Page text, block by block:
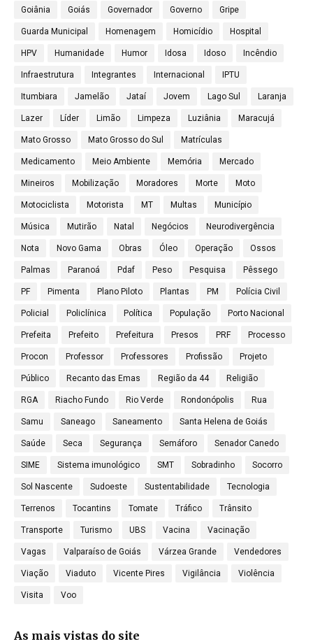
Goiânia Goiás Governador Governo Gripe
Guarda Municipal Homenagem Homicídio Hospital
HPV Humanidade Humor Idosa Idoso Incêndio
Infraestrutura Integrantes Internacional IPTU
Itumbiara Jamelão Jataí Jovem Lago Sul Laranja
Lazer Líder Limão Limpeza Luziânia Maracujá
Mato Grosso Mato Grosso do Sul Matrículas
Medicamento Meio Ambiente Memória Mercado
Mineiros Mobilização Moradores Morte Moto
Motociclista Motorista MT Multas Município
Música Mutirão Natal Negócios Neurodivergência
Nota Novo Gama Obras Óleo Operação Ossos
Palmas Paranoá Pdaf Peso Pesquisa Pêssego
PF Pimenta Plano Piloto Plantas PM Polícia Civil
Policial Policlínica Política População Porto Nacional
Prefeita Prefeito Prefeitura Presos PRF Processo
Procon Professor Professores Profissão Projeto
Público Recanto das Emas Região da 44 Religião
RGA Riacho Fundo Rio Verde Rondonópolis Rua
Samu Saneago Saneamento Santa Helena de Goiás
Saúde Seca Segurança Semáforo Senador Canedo
SIME Sistema imunológico SMT Sobradinho Socorro
Sol Nascente Sudoeste Sustentabilidade Tecnologia
Terrenos Tocantins Tomate Tráfico Trânsito
Transporte Turismo UBS Vacina Vacinação
Vagas Valparaíso de Goiás Várzea Grande Vendedores
Viação Viaduto Vicente Pires Vigilância Violência
Visita Voo
As mais vistas do site